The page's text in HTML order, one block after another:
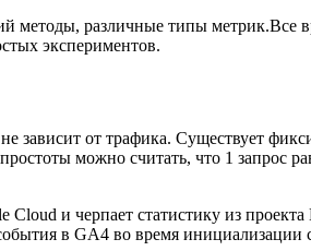
методы, различные типы
экспериментов.
зависит от трафика. Существует
можно считать, что 1 запрос
и черпает статистику из
в GA4 во время